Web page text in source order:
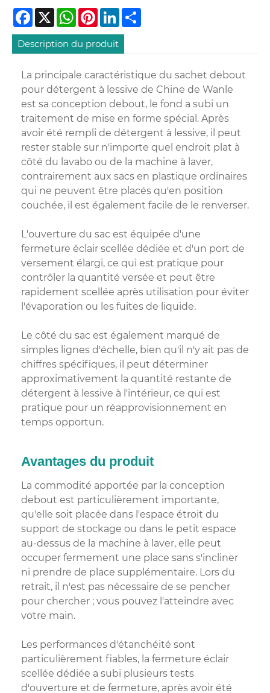
Facebook
X WhatsApp
PinterestLinkedIn
Description du produit
La principale caractéristique du sachet debout
pour détergent à lessive de Chine de Wanle
est sa conception debout, le fond a subi un
traitement de mise en forme spécial. Après
avoir été rempli de détergent à lessive, il peut
rester stable sur n'importe quel endroit plat à
côté du lavabo ou de la machine à laver,
contrairement aux sacs en plastique ordinaires
qui ne peuvent être placés qu'en position
couchée, il est également facile de le renverser.
L'ouverture du sac est équipée d'une
fermeture éclair scellée dédiée et d'un port de
versement élargi, ce qui est pratique pour
contrôler la quantité versée et peut être
rapidement scellée après utilisation pour éviter
l'évaporation ou les fuites de liquide.
Le côté du sac est également marqué de
simples lignes d'échelle, bien qu'il n'y ait pas de
chiffres spécifiques, il peut déterminer
approximativement la quantité restante de
détergent à lessive à l'intérieur, ce qui est
pratique pour un réapprovisionnement en
temps opportun.
Avantages du produit
La commodité apportée par la conception
debout est particulièrement importante,
qu'elle soit placée dans l'espace étroit du
support de stockage ou dans le petit espace
au-dessus de la machine à laver, elle peut
occuper fermement une place sans s'incliner
ni prendre de place supplémentaire. Lors du
retrait, il n'est pas nécessaire de se pencher
pour chercher ; vous pouvez l'atteindre avec
votre main.
Les performances d'étanchéité sont
particulièrement fiables, la fermeture éclair
scellée dédiée a subi plusieurs tests
d'ouverture et de fermeture, après avoir été